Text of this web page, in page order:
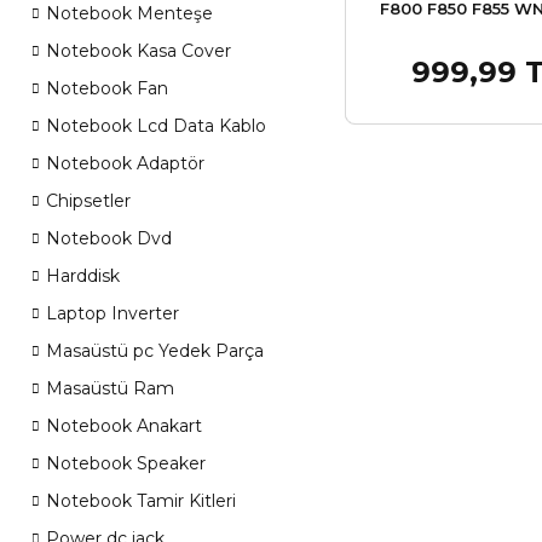
Notebook Menteşe
Notebook Kasa Cover
Notebook Fan
Notebook Lcd Data Kablo
Notebook Adaptör
Chipsetler
Notebook Dvd
Harddisk
Laptop Inverter
Masaüstü pc Yedek Parça
Masaüstü Ram
Notebook Anakart
Notebook Speaker
Notebook Tamir Kitleri
F800 F850 F855
999,99